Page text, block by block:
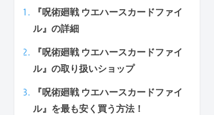
『呪術廻戦 ウエハースカードファイ
ル』の詳細
『呪術廻戦 ウエハースカードファイ
ル』の取り扱いショップ
『呪術廻戦 ウエハースカードファイ
ル』を最も安く買う方法！